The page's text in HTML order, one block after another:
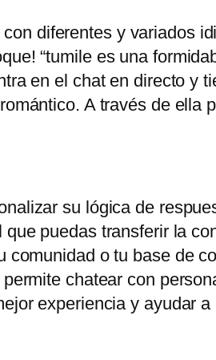
diferentes y variados
“tumile es una
en el chat en directo
A través de
su lógica de
puedas transferir la
comunidad o tu base de
chatear con
experiencia y ayudar